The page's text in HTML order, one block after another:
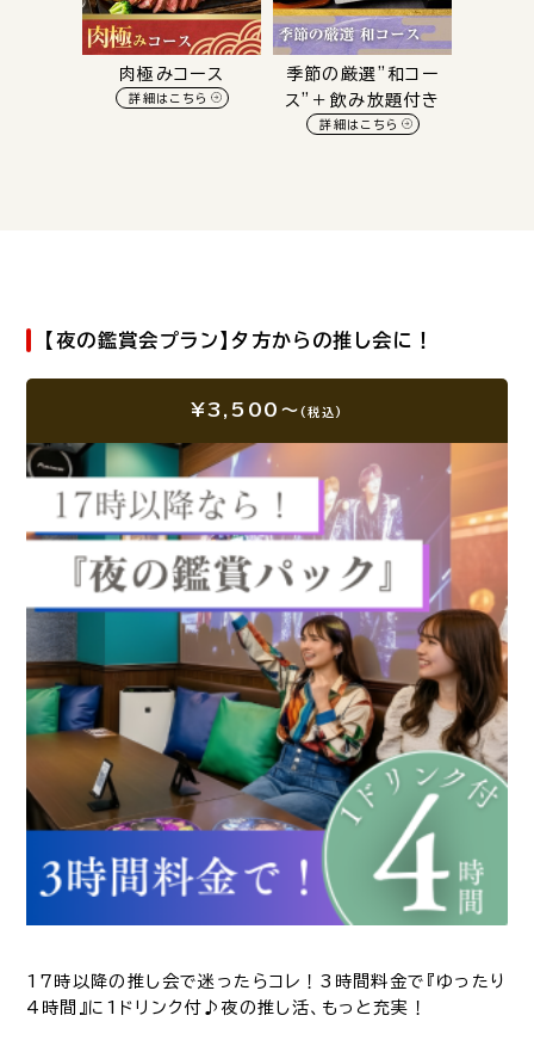
肉極みコース
詳細はこちら
季節の厳選”和コー
ス”＋飲み放題付き
詳細はこちら
【夜の鑑賞会プラン】夕方からの推し会に！
¥3,500～(税込)
17時以降の推し会で迷ったらコレ！3時間料金で『ゆったり
4時間』に1ドリンク付♪夜の推し活、もっと充実！